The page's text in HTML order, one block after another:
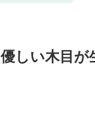
優しい木目が